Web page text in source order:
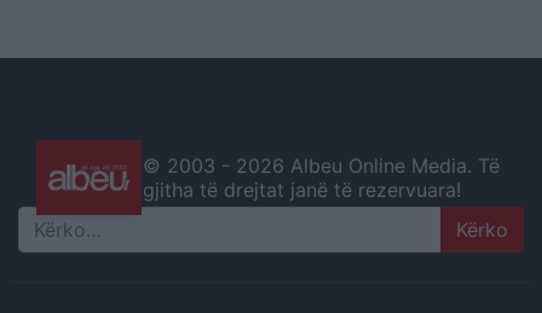
© 2003 - 2026 Albeu Online Media. Të
gjitha të drejtat janë të rezervuara!
Search